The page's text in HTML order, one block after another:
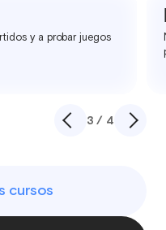
y a probar juegos
3 / 4
cursos